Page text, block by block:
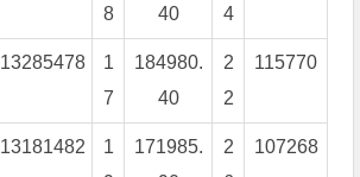
8
40
4
13285478
1
7
184980.
40
2
2
115770
13181482
1
171985.
2
107268